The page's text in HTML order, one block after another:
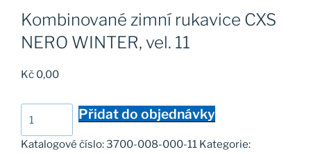
Kombinované zimní rukavice CXS
NERO WINTER, vel. 11
Kč 0,00
Kombinované
zimní
rukavice
Přidat do objednávky
Katalogové číslo:3700-008-000-11 Kategorie: